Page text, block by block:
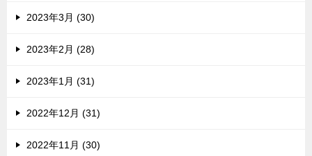
2023年3月 (30)
2023年2月 (28)
2023年1月 (31)
2022年12月 (31)
2022年11月 (30)